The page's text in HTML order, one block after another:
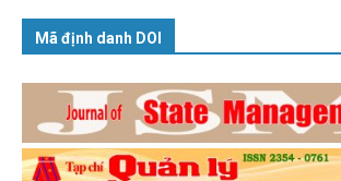
Mã định danh DOI